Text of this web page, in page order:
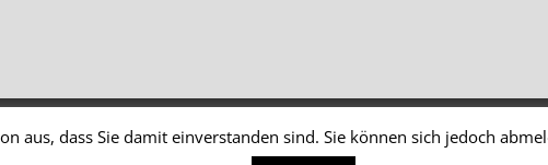
aus, dass Sie damit einverstanden sind. Sie können sich jedoch